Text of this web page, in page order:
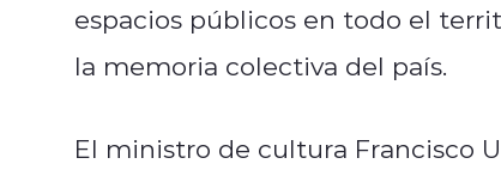
espacios públicos en todo el
la memoria colectiva del país.
El ministro de cultura Francisco